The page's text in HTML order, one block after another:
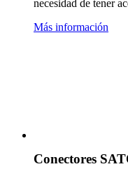
necesidad de tener
Más información
Conectores